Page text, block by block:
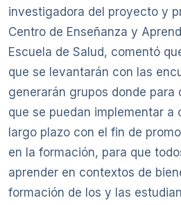
investigadora del proyecto y
Centro de Enseñanza y
Escuela de Salud, comentó
que se levantarán con las
generarán grupos donde para
que se puedan implementar a
largo plazo con el fin de
en la formación, para que
aprender en contextos de
formación de los y las